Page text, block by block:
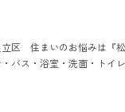
区 住まいのお悩みは『
バス・浴室・洗面・トイ